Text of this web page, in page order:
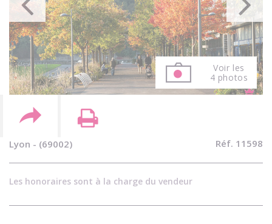
Lyon - (69002) Réf. 11598
Les honoraires sont à la charge du vendeur
Voir les
4 photos